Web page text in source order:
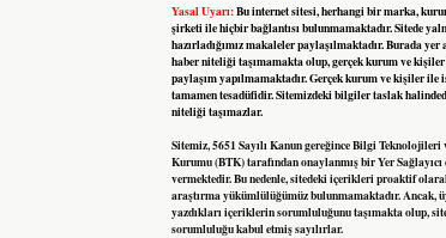
Yasal Uyarı:Bu internet sitesi, herhangi bir marka,
şirketi ile hiçbir bağlantısı bulunmamaktadır. Sitede
hazırladığımız makaleler paylaşılmaktadır. Burada
haber niteliği taşımamakta olup, gerçek kurum ve kişiler
paylaşım yapılmamaktadır. Gerçek kurum ve kişiler ile
tamamen tesadüfidir. Sitemizdeki bilgiler taslak
niteliği taşımazlar.
Sitemiz, 5651 Sayılı Kanun gereğince Bilgi
Kurumu (BTK) tarafından onaylanmış bir Yer
vermektedir. Bu nedenle, sitedeki içerikleri proaktif
araştırma yükümlülüğümüz bulunmamaktadır. Ancak,
yazdıkları içeriklerin sorumluluğunu taşımakta olup,
sorumluluğu kabul etmiş sayılırlar.